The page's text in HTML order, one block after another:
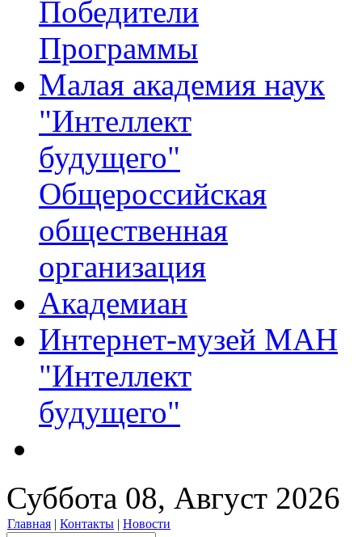
Победители
Программы
Малая академия наук
"Интеллект
будущего"
Общероссийская
общественная
организация
Академиан
Интернет-музей МАН
"Интеллект
будущего"
Суббота 08, Август 2026
Главная | Контакты | Новости